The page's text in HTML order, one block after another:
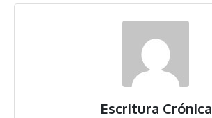
Escritura Crónica